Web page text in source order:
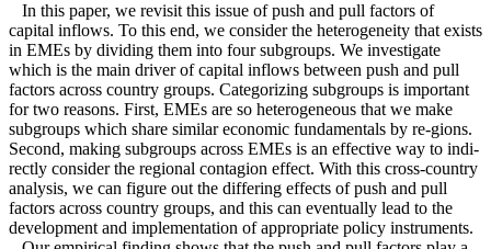
In this paper, we revisit this issue of push and pull factors of
capital inflows. To this end, we consider the heterogeneity that exists
in EMEs by dividing them into four subgroups. We investigate
which is the main driver of capital inflows between push and pull
factors across country groups. Categorizing subgroups is important
for two reasons. First, EMEs are so heterogeneous that we make
subgroups which share similar economic fundamentals by re-gions.
Second, making subgroups across EMEs is an effective way to indi-
rectly consider the regional contagion effect. With this cross-country
analysis, we can figure out the differing effects of push and pull
factors across country groups, and this can eventually lead to the
development and implementation of appropriate policy instruments.